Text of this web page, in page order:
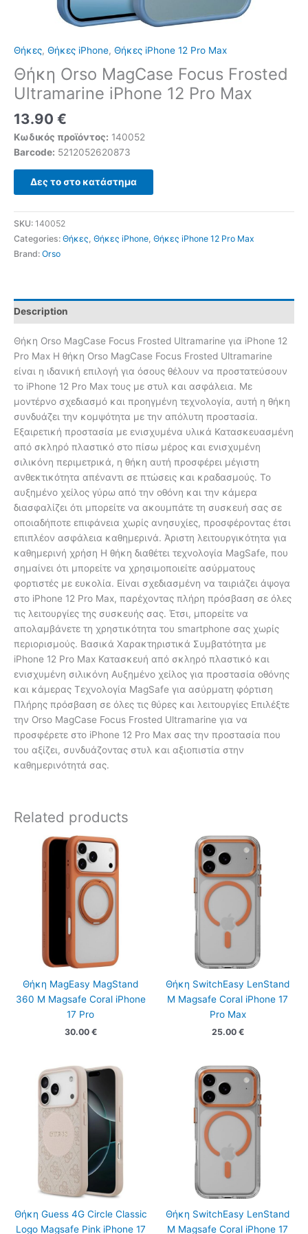
Θήκες, Θήκες iPhone, Θήκες iPhone 12 Pro Max
Θήκη Orso MagCase Focus Frosted
Ultramarine iPhone 12 Pro Max
13.90 €
Κωδικός προϊόντος: 140052
Barcode: 5212052620873
Δες το στο κατάστημα
SKU: 140052
Categories: Θήκες Θήκες iPhone Θήκες iPhone 12 Pro Max
Brand: Orso
Description
Θήκη Orso MagCase Focus Frosted Ultramarine για iPhone 12
Pro Max Η θήκη Orso MagCase Focus Frosted Ultramarine
είναι η ιδανική επιλογή για όσους θέλουν να προστατεύσουν
το iPhone 12 Pro Max τους με στυλ και ασφάλεια. Με
μοντέρνο σχεδιασμό και προηγμένη τεχνολογία, αυτή η θήκη
συνδυάζει την κομψότητα με την απόλυτη προστασία.
Εξαιρετική προστασία με ενισχυμένα υλικά Κατασκευασμένη
από σκληρό πλαστικό στο πίσω μέρος και ενισχυμένη
σιλικόνη περιμετρικά, η θήκη αυτή προσφέρει μέγιστη
ανθεκτικότητα απέναντι σε πτώσεις και κραδασμούς. Το
αυξημένο χείλος γύρω από την οθόνη και την κάμερα
διασφαλίζει ότι μπορείτε να ακουμπάτε τη συσκευή σας σε
οποιαδήποτε επιφάνεια χωρίς ανησυχίες, προσφέροντας έτσι
επιπλέον ασφάλεια καθημερινά. Άριστη λειτουργικότητα για
καθημερινή χρήση Η θήκη διαθέτει τεχνολογία MagSafe, που
σημαίνει ότι μπορείτε να χρησιμοποιείτε ασύρματους
φορτιστές με ευκολία. Είναι σχεδιασμένη να ταιριάζει άψογα
στο iPhone 12 Pro Max, παρέχοντας πλήρη πρόσβαση σε όλες
τις λειτουργίες της συσκευής σας. Έτσι, μπορείτε να
απολαμβάνετε τη χρηστικότητα του smartphone σας χωρίς
περιορισμούς. Βασικά Χαρακτηριστικά Συμβατότητα με
iPhone 12 Pro Max Κατασκευή από σκληρό πλαστικό και
ενισχυμένη σιλικόνη Αυξημένο χείλος για προστασία οθόνης
και κάμερας Τεχνολογία MagSafe για ασύρματη φόρτιση
Πλήρης πρόσβαση σε όλες τις θύρες και λειτουργίες Επιλέξτε
την Orso MagCase Focus Frosted Ultramarine για να
προσφέρετε στο iPhone 12 Pro Max σας την προστασία που
του αξίζει, συνδυάζοντας στυλ και αξιοπιστία στην
καθημερινότητά σας.
Related products
Θήκη MagEasy MagStand
360 M Magsafe Coral iPhone
17 Pro
30.00 €
Θήκη SwitchEasy LenStand
M Magsafe Coral iPhone 17
Pro Max
25.00 €
Θήκη Guess 4G Circle Classic
Logo Magsafe Pink iPhone 17
Θήκη SwitchEasy LenStand
M Magsafe Coral iPhone 17